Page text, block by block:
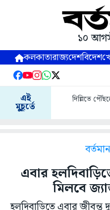
১০
কলকাতারাজ্যদেশবিদেশ
এই
মুহূর্তে
দিল্লিতে
বর্তমান
এবার
মিলবে